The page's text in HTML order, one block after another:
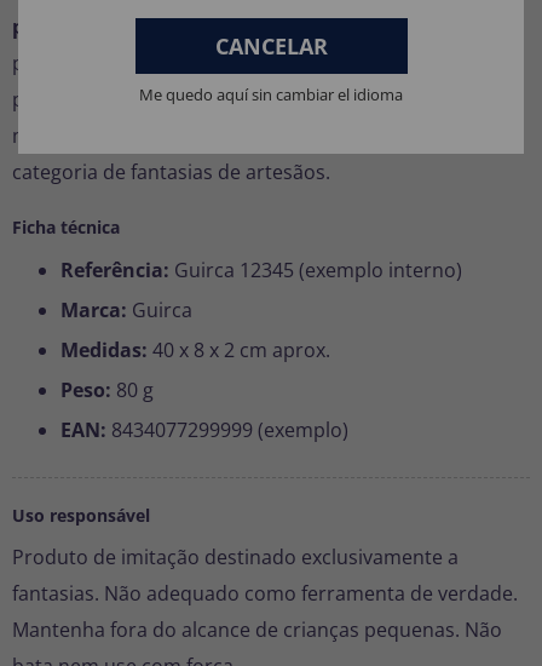
para fantasias de artesãos. É um detalhe que adiciona
personalidade, humor ou realismo a qualquer
personagem, do trabalhador mais simpático ao técnico
mais assustador. Descubra mais ideias em nossa
categoria de fantasias de artesãos.
Ficha técnica
Referência: Guirca 12345 (exemplo interno)
Marca: Guirca
Medidas: 40 x 8 x 2 cm aprox.
Peso: 80 g
EAN: 8434077299999 (exemplo)
Uso responsável
Produto de imitação destinado exclusivamente a
fantasias. Não adequado como ferramenta de verdade.
Mantenha fora do alcance de crianças pequenas. Não
CANCELAR
Me quedo aquí sin cambiar el idioma